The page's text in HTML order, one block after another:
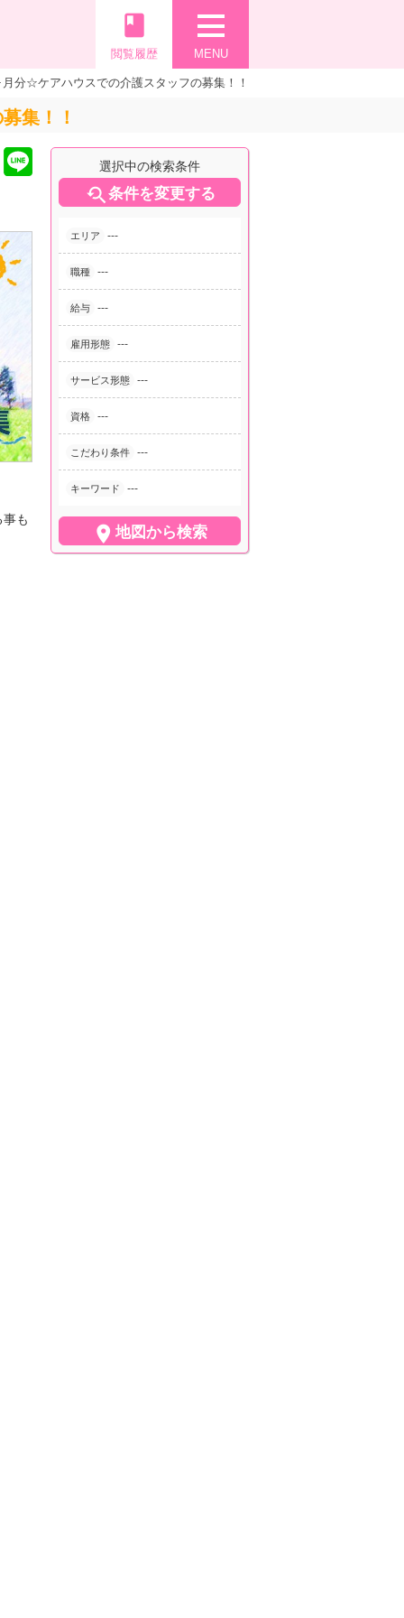
MENU
book
閲覧履歴
分☆ケアハウスでの介護スタッフの募集！！
集！！
選択中の検索条件
条件を変更する
エリア ---
職種 ---
給与 ---
雇用形態 ---
サービス形態 ---
資格 ---
こだわり条件 ---
キーワード ---
 地図から検索
も